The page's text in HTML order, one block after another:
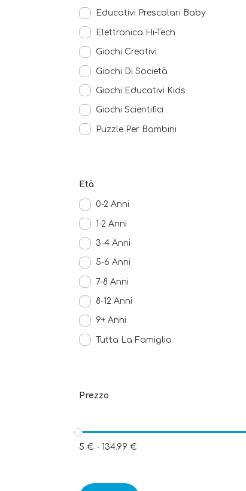
Educativi Prescolari Baby
Elettronica Hi-Tech
Giochi Creativi
Giochi Di Società
Giochi Educativi Kids
Giochi Scientifici
Puzzle Per Bambini
Età
0-2 Anni
1-2 Anni
3-4 Anni
5-6 Anni
7-8 Anni
8-12 Anni
9+ Anni
Tutta La Famiglia
Prezzo
5 € - 134.99 €